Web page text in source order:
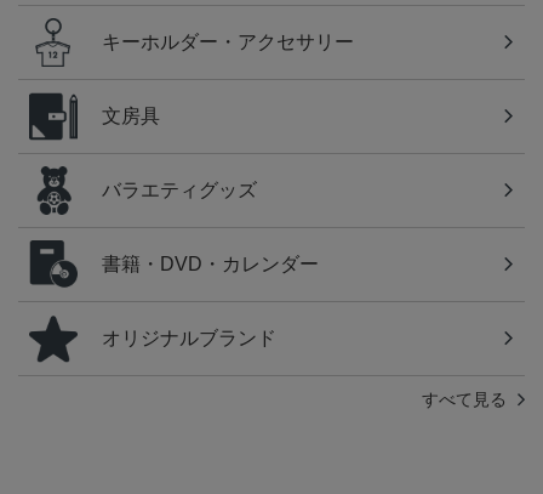
キーホルダー・アクセサリー
文房具
バラエティグッズ
書籍・DVD・カレンダー
オリジナルブランド
すべて見る